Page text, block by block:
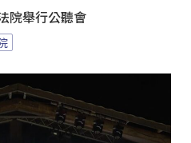
院舉行公聽會